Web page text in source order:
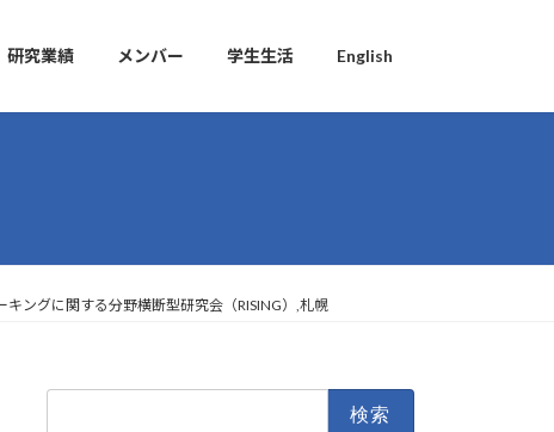
研究業績 メンバー 学生生活 English
ングに関する分野横断型研究会（RISING）,札幌